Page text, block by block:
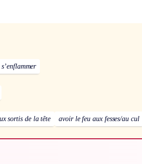
s’enflammer
sortis de la tête avoir le feu aux fesses/au cul